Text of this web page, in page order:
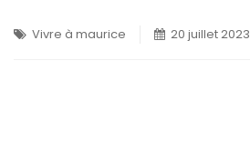
Vivre à maurice 20 juillet 2023